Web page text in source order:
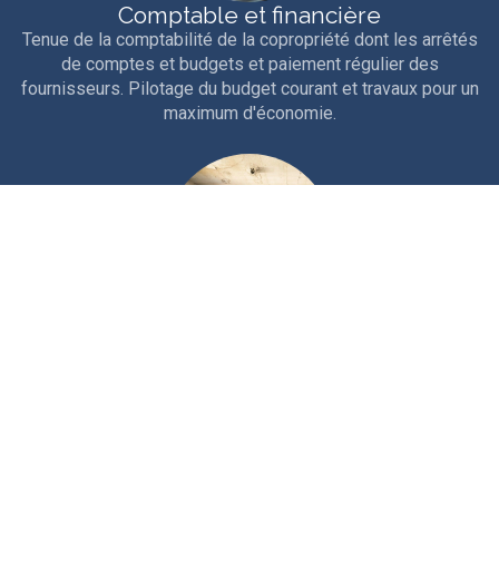
Comptable et financière
Tenue de la comptabilité de la copropriété dont les arrêtés
de comptes et budgets et paiement régulier des
fournisseurs. Pilotage du budget courant et travaux pour un
maximum d'économie.